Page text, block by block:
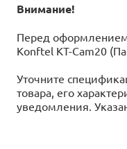
Внимание!
Перед оформлением
Konftel KT-Cam20
Уточните
товара, его
уведомления.